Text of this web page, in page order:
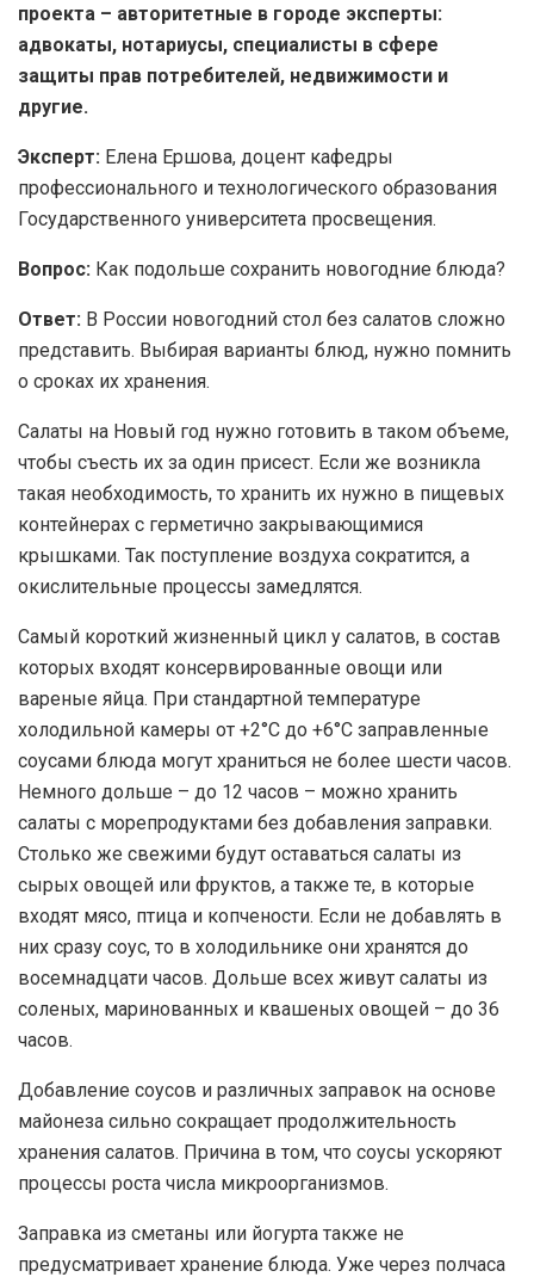
проекта – авторитетные в городе эксперты:
адвокаты, нотариусы, специалисты в сфере
защиты прав потребителей, недвижимости и
другие.
Эксперт: Елена Ершова, доцент кафедры
профессионального и технологического образования
Государственного университета просвещения.
Вопрос: Как подольше сохранить новогодние блюда?
Ответ: В России новогодний стол без салатов сложно
представить. Выбирая варианты блюд, нужно помнить
о сроках их хранения.
Салаты на Новый год нужно готовить в таком объеме,
чтобы съесть их за один присест. Если же возникла
такая необходимость, то хранить их нужно в пищевых
контейнерах с герметично закрывающимися
крышками. Так поступление воздуха сократится, а
окислительные процессы замедлятся.
Самый короткий жизненный цикл у салатов, в состав
которых входят консервированные овощи или
вареные яйца. При стандартной температуре
холодильной камеры от +2°С до +6°С заправленные
соусами блюда могут храниться не более шести часов.
Немного дольше – до 12 часов – можно хранить
салаты с морепродуктами без добавления заправки.
Столько же свежими будут оставаться салаты из
сырых овощей или фруктов, а также те, в которые
входят мясо, птица и копчености. Если не добавлять в
них сразу соус, то в холодильнике они хранятся до
восемнадцати часов. Дольше всех живут салаты из
соленых, маринованных и квашеных овощей – до 36
часов.
Добавление соусов и различных заправок на основе
майонеза сильно сокращает продолжительность
хранения салатов. Причина в том, что соусы ускоряют
процессы роста числа микроорганизмов.
Заправка из сметаны или йогурта также не
предусматривает хранение блюда. Уже через полчаса